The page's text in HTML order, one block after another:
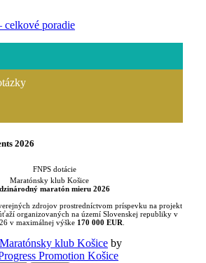
celkové poradie
2026
Maratónsky klub Košice
maratón mieru 2026
zdrojov prostredníctvom príspevku na projekt
organizovaných na území Slovenskej republiky v
v maximálnej výške 170 000 EUR
Maratónsky klub Košice by
Promotion Košice